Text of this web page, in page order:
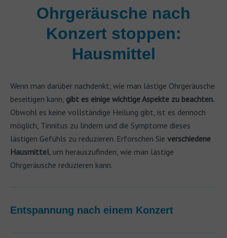
Ohrgeräusche nach
Konzert stoppen:
Hausmittel
Wenn man darüber nachdenkt, wie man lästige Ohrgeräusche
beseitigen kann, gibt es einige wichtige Aspekte zu beachten.
Obwohl es keine vollständige Heilung gibt, ist es dennoch
möglich, Tinnitus zu lindern und die Symptome dieses
lästigen Gefühls zu reduzieren. Erforschen Sie verschiedene
Hausmittel, um herauszufinden, wie man lästige
Ohrgeräusche reduzieren kann.
Entspannung nach einem Konzert